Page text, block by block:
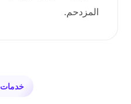
المزدحم.
خدمات